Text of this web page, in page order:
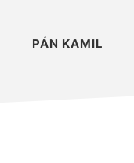
PÁN KAMIL